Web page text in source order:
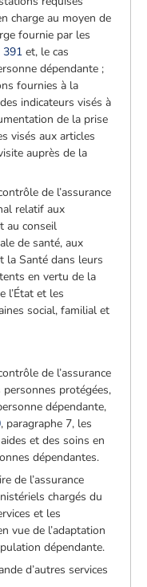
charge au moyen de
fournie par les
391 et, le cas
dépendante ;
fournies à la
indicateurs visés à
de la prise
visés aux articles
auprès de la
de l’assurance
relatif aux
au conseil
de santé, aux
la Santé dans leurs
en vertu de la
l’État et les
social, familial et
de l’assurance
protégées,
dépendante,
, paragraphe 7, les
et des soins en
dépendantes.
de l’assurance
chargés du
et les
vue de l’adaptation
dépendante.
d’autres services